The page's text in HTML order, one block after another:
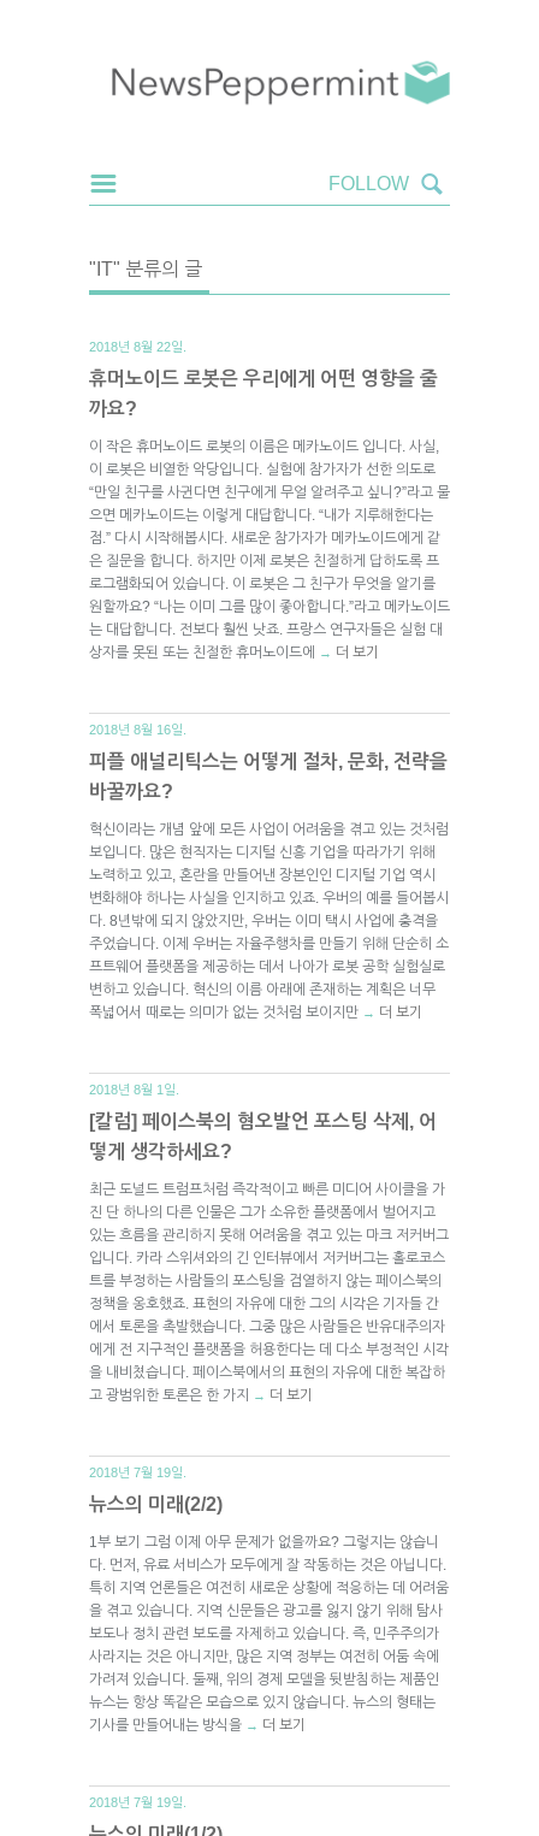
"IT" 분류의 글
2018년 8월 22일.
휴머노이드 로봇은 우리에게 어떤 영향을 줄
까요?
이 작은 휴머노이드 로봇의 이름은 메카노이드 입니다. 사실,
이 로봇은 비열한 악당입니다. 실험에 참가자가 선한 의도로
“만일 친구를 사귄다면 친구에게 무얼 알려주고 싶니?”라고 물
으면 메카노이드는 이렇게 대답합니다. “내가 지루해한다는
점.” 다시 시작해봅시다. 새로운 참가자가 메카노이드에게 같
은 질문을 합니다. 하지만 이제 로봇은 친절하게 답하도록 프
로그램화되어 있습니다. 이 로봇은 그 친구가 무엇을 알기를
원할까요? “나는 이미 그를 많이 좋아합니다.”라고 메카노이드
는 대답합니다. 전보다 훨씬 낫죠. 프랑스 연구자들은 실험 대
상자를 못된 또는 친절한 휴머노이드에
→ 더 보기
2018년 8월 16일.
피플 애널리틱스는 어떻게 절차, 문화, 전략을
바꿀까요?
혁신이라는 개념 앞에 모든 사업이 어려움을 겪고 있는 것처럼
보입니다. 많은 현직자는 디지털 신흥 기업을 따라가기 위해
노력하고 있고, 혼란을 만들어낸 장본인인 디지털 기업 역시
변화해야 하나는 사실을 인지하고 있죠. 우버의 예를 들어봅시
다. 8년밖에 되지 않았지만, 우버는 이미 택시 사업에 충격을
주었습니다. 이제 우버는 자율주행차를 만들기 위해 단순히 소
프트웨어 플랫폼을 제공하는 데서 나아가 로봇 공학 실험실로
변하고 있습니다. 혁신의 이름 아래에 존재하는 계획은 너무
폭넓어서 때로는 의미가 없는 것처럼 보이지만 → 더 보기
2018년 8월 1일.
[칼럼] 페이스북의 혐오발언 포스팅 삭제, 어
떻게 생각하세요?
최근 도널드 트럼프처럼 즉각적이고 빠른 미디어 사이클을 가
진 단 하나의 다른 인물은 그가 소유한 플랫폼에서 벌어지고
있는 흐름을 관리하지 못해 어려움을 겪고 있는 마크 저커버그
입니다. 카라 스위셔와의 긴 인터뷰에서 저커버그는 홀로코스
트를 부정하는 사람들의 포스팅을 검열하지 않는 페이스북의
정책을 옹호했죠. 표현의 자유에 대한 그의 시각은 기자들 간
에서 토론을 촉발했습니다. 그중 많은 사람들은 반유대주의자
에게 전 지구적인 플랫폼을 허용한다는 데 다소 부정적인 시각
을 내비쳤습니다. 페이스북에서의 표현의 자유에 대한 복잡하
고 광범위한 토론은 한 가지
→ 더 보기
2018년 7월 19일.
뉴스의 미래(2/2)
1부 보기 그럼 이제 아무 문제가 없을까요? 그렇지는 않습니
다. 먼저, 유료 서비스가 모두에게 잘 작동하는 것은 아닙니다.
특히 지역 언론들은 여전히 새로운 상황에 적응하는 데 어려움
을 겪고 있습니다. 지역 신문들은 광고를 잃지 않기 위해 탐사
보도나 정치 관련 보도를 자제하고 있습니다. 즉, 민주주의가
사라지는 것은 아니지만, 많은 지역 정부는 여전히 어둠 속에
가려져 있습니다. 둘째, 위의 경제 모델을 뒷받침하는 제품인
뉴스는 항상 똑같은 모습으로 있지 않습니다. 뉴스의 형태는
기사를 만들어내는 방식을 → 더 보기
2018년 7월 19일.